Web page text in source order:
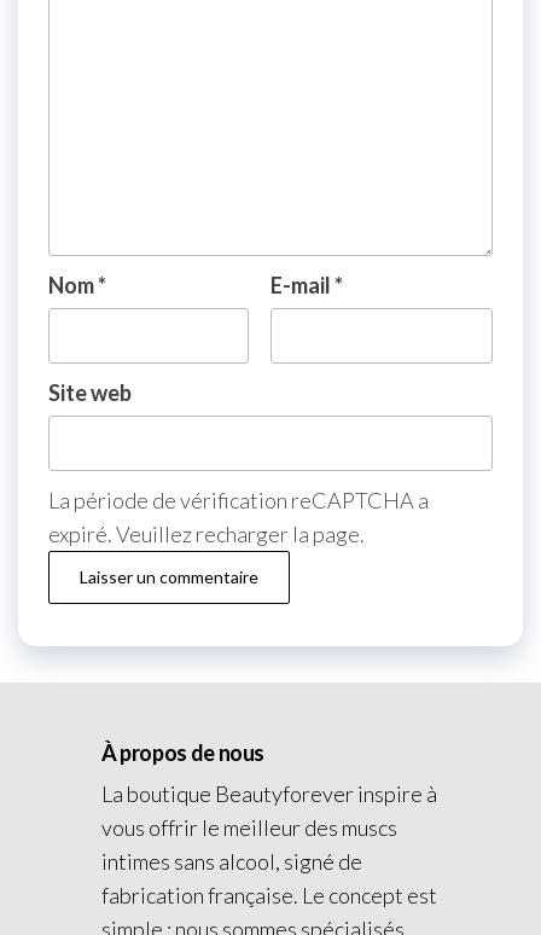
Nom* E-mail*
Site web
La période de vérification reCAPTCHA a
expiré. Veuillez recharger la page.
À propos de nous
La boutique Beautyforever inspire à
vous offrir le meilleur des muscs
intimes sans alcool, signé de
fabrication française. Le concept est
simple : nous sommes spécialisés